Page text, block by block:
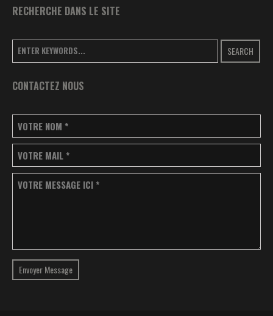
RECHERCHE DANS LE SITE
SEARCH
CONTACTEZ NOUS
VOTRE NOM *
VOTRE MAIL *
VOTRE MESSAGE ICI *
Envoyer Message